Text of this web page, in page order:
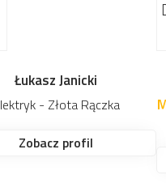
Daniel Błoński